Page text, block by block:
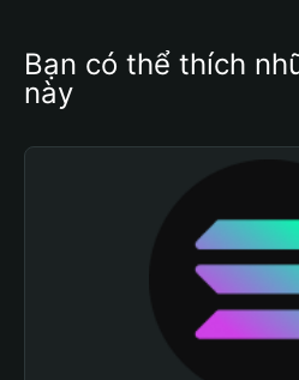
Bạn có thể thích
này